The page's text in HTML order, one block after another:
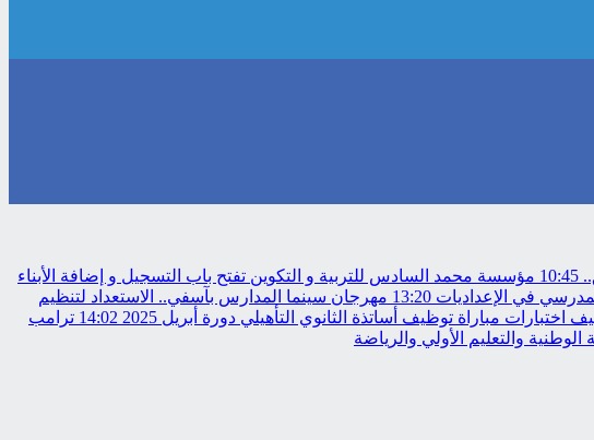
10:45 مؤسسة محمد السادس للتربية و التكوين تفتح باب التسجيل و إضافة الأبناء
في الإعداديات 13:20 مهرجان سينما المدارس بآسفي.. الاستعداد لتنظيم
مباراة توظيف أساتذة الثانوي التأهيلي دورة أبريل 2025 14:02 ترامب
والتعليم الأولي والرياضة